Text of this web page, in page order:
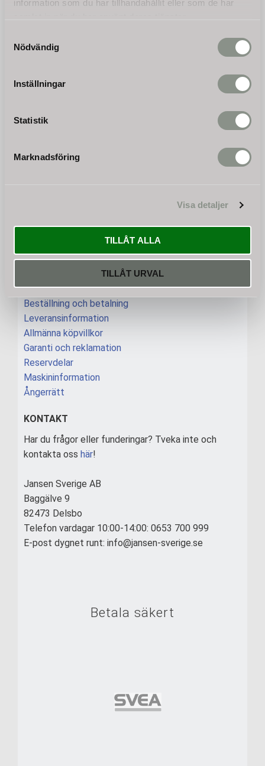
information som du har tillhandahållit eller som de har
Nödvändig
Inställningar
Statistik
Marknadsföring
Visa detaljer
TILLÅT ALLA
TILLÅT URVAL
Dina personuppgifter behandlas i enlighet med vårintegritetspolicy.
Beställning och betalning
Leveransinformation
Allmänna köpvillkor
Garanti och reklamation
Reservdelar
Maskininformation
Ångerrätt
KONTAKT
Har du frågor eller funderingar? Tveka inte och
kontakta oss här!
Jansen Sverige AB
Baggälve 9
82473 Delsbo
Telefon vardagar 10:00-14:00: 0653 700 999
E-post dygnet runt: info@jansen-sverige.se
Betala säkert